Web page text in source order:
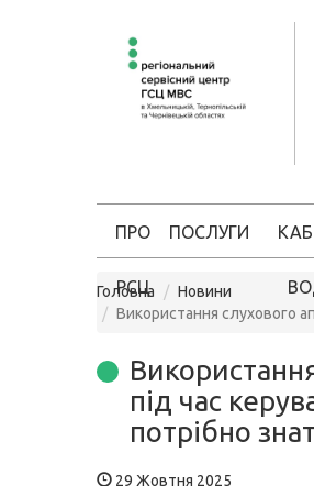
ПРО
РСЦ
ПОСЛУГИ
Головна
Новини
Використання слухового
під час
потрібно
29 Жовтня 2025